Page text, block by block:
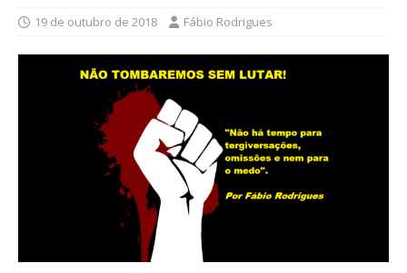
19 de outubro de 2018 Fábio Rodrigues